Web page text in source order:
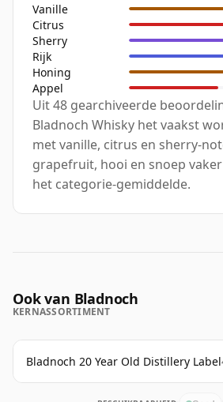
Vanille
Citrus
Sherry
Rijk
Honing
Appel
Uit 48 gearchiveerde
Bladnoch Whisky het vaakst
met vanille, citrus en sherry-
grapefruit, hooi en snoep
het categorie-gemiddelde.
Ook van Bladnoch
KERNASSORTIMENT
Bladnoch 20 Year Old Distillery Label